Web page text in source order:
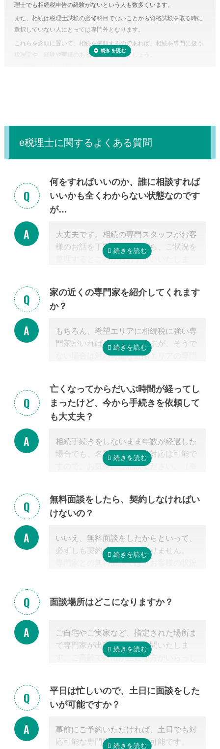
のです。また、たとえ単純な計算ミスだったとしても間違って申告して
しまえば罰金のペナルティ対象になるおそれもあります。仮に税務調査
対象となった場合、税理士に立ち会ってもらうことも可能です。
税理士に依頼しなくてもいい場合はある？
正味の遺産額（相続税の課税の対象となる財産の合計額）が相続税の基
理士でも相続税申告の経験がないという人も数多くいます。
また、相続は税理士試験の必修科目でないことから資格試験を取る時に
選択していない人にとっては専門外となります。
これらを念頭に置いて、相続を依頼するのであれば、相続を専門に扱う
税理士や、経験や実績のある税理士を探しましょう。
e税理士に関するよくある質問
何をすればいいのか、誰に相談すれば
いいかも全くわからない状態なのです
が…
大丈夫です。相続の専門スタッフがお客
様のお話を丁寧に伺いながら、ご状況を
整理するところからお手伝いいたしま
家の近くの専門家を紹介してくれます
か？
もちろん、希望エリアに相続税に強い専
門家がいればご紹介可能ですが、そうで
ない場合は対応可能な近隣エリアの専門
は、自宅近くに事務所があるかではな
く、その士業が相続税に強いかどうかだ
からです。
の必修科目でないことから資格試験を取
る時に選択していない人にとっては専門
外となります。
も大切だと言えます。
なお自宅から離れた専門家をご紹介した
等まで出張費無料で訪問可能ですのでご
安心ください。
亡くなってからだいぶ時間が経ってし
まったけど、今から手続きを依頼して
も大丈夫？
相続手続きをしないまま年数が経過した
場合でも、名義変更などの対応は可能で
すので、お気軽にご相談ください。（※
無料面談をしたら、契約しなければい
けないの？
いいえ、無料面談をしたからといって、
必ずしも契約する必要はありません。
専門家との無料面談では、お客様の状況
提示させて頂きます。
こく営業するようなことはありませんの
でご安心ください。
面談場所はどこになりますか？
ご自宅やご実家など、指定された場所ま
で専門家が出張費無料で訪問いたしま
す。ご高齢で外出が困難な方がいらっし
を使ったオンライン面談にも対応可能で
す。（一部士業を除く）
までご希望の方法をお申し付けくださ
い。
平日は忙しいので、土日に面談をした
いが可能ですか？
事前にご予約いただければ、土日でも対
応可能な専門家のご紹介が可能です。